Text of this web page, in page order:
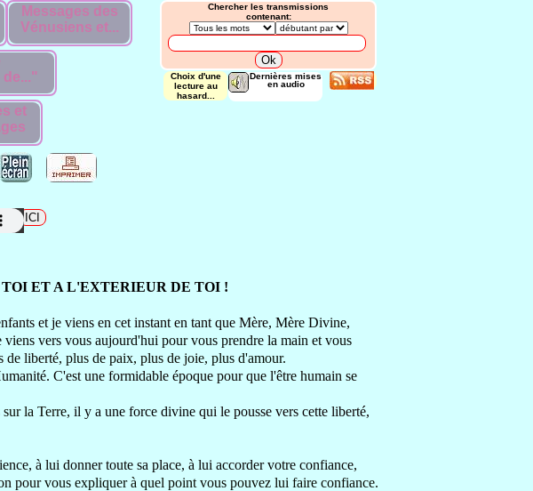
Chercher les transmissions
contenant:
Choix d'une
lecture au
hasard...
Dernières mises
en audio
Messages des
Vénusiens et...
et
ET A L'EXTERIEUR DE TOI !
et je viens en cet instant en tant que Mère, Mère Divine,
viens vers vous aujourd'hui pour vous prendre la main et vous
de liberté, plus de paix, plus de joie, plus d'amour.
C'est une formidable époque pour que l'être humain se
la Terre, il y a une force divine qui le pousse vers cette liberté,
à lui donner toute sa place, à lui accorder votre confiance,
pourvous expliquerà quel point vous pouvez lui faire confiance.